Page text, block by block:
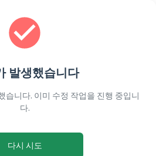
발생했습니다
습니다. 이미 수정 작업을 진행 중입니
다.
다시 시도